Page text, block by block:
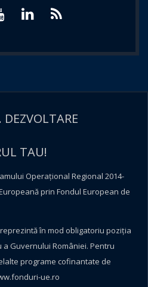
TAU!
Operațional Regional 2014-
prin Fondul European de
în mod obligatoriu poziţia
Guvernului României. Pentru
programe cofinantate de
ue.ro